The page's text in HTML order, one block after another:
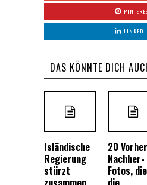
LINKED
DAS KÖNNTE DICH
Isländische
Regierung
stürzt
20
Nachher-
Fotos, die